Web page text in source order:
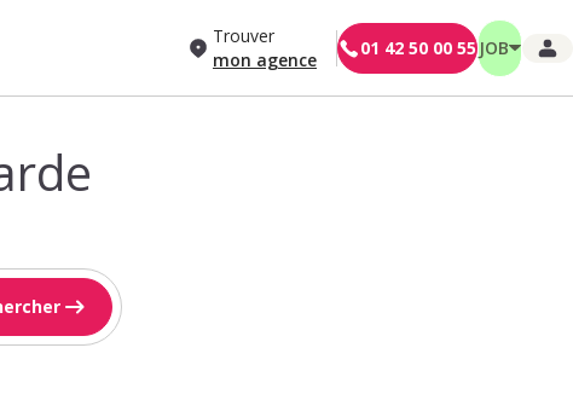
Trouver
mon agence
01 42 50 00 55 JOB